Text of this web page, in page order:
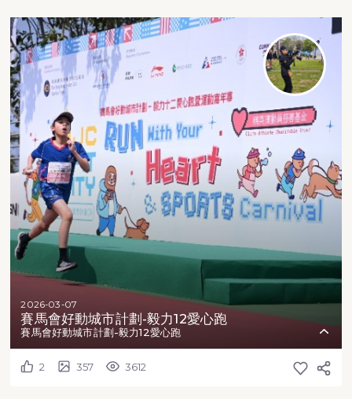
2026-03-07
賽馬會好動城市計劃-毅力12愛心跑
賽馬會好動城市計劃-毅力12愛心跑
2 357 3612